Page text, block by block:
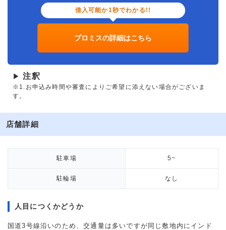
借入可能か1秒でわかる!!
プロミスの詳細はこちら
▶ 注釈
※1.お申込み時間や審査によりご希望に添えない場合がございま
す。
店舗詳細
駐車場 5~
駐輪場 なし
人目につくかどうか
国道3号線沿いのため、交通量は多いですが同じ敷地内にインド